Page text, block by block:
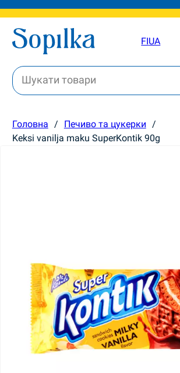
FIUA
Головна / Печиво та цукерки /
Keksi vanilja maku SuperKontik 90g